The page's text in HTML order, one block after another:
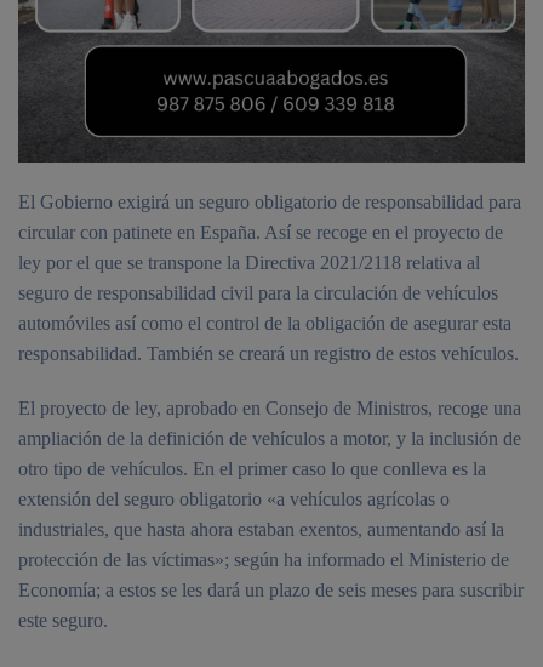
El Gobierno exigirá un seguro obligatorio de responsabilidad para
circular con patinete en España. Así se recoge en el proyecto de
ley por el que se transpone la Directiva 2021/2118 relativa al
seguro de responsabilidad civil para la circulación de vehículos
automóviles así como el control de la obligación de asegurar esta
responsabilidad. También se creará un registro de estos vehículos.
El proyecto de ley, aprobado en Consejo de Ministros, recoge una
ampliación de la definición de vehículos a motor, y la inclusión de
otro tipo de vehículos. En el primer caso lo que conlleva es la
extensión del seguro obligatorio «a vehículos agrícolas o
industriales, que hasta ahora estaban exentos, aumentando así la
protección de las víctimas»; según ha informado el Ministerio de
Economía; a estos se les dará un plazo de seis meses para suscribir
este seguro.